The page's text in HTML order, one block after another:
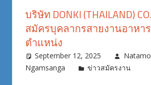
บริษัท DONKI (THAILAND)
สมัครบุคลากรสายงานอาหา
ตำแหน่ง
September 12, 2025
Ngamsanga
ข่าวสมัครงาน